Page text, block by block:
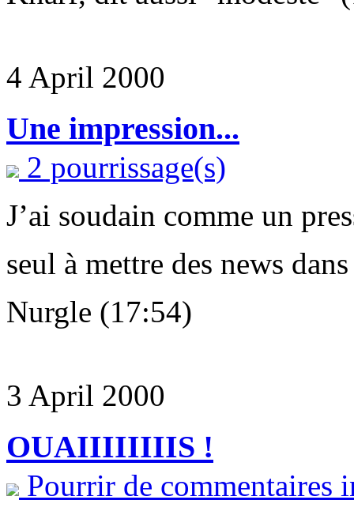
4 April 2000
Une impression...
2 pourrissage(s)
J’ai soudain comme un
seul à mettre des news
Nurgle (17:54)
3 April 2000
OUAIIIIIIIIS !
Pourrir de commentaires